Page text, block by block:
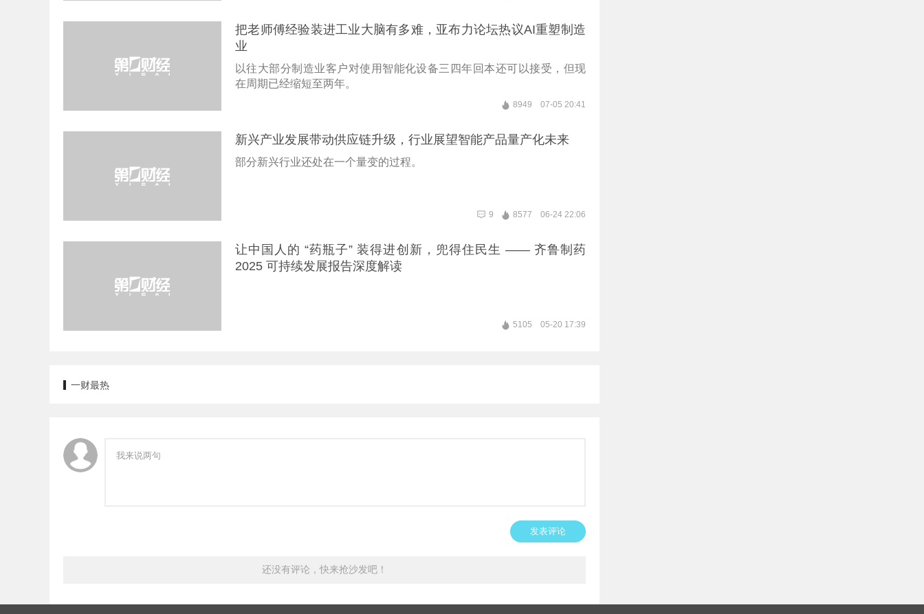
把老师傅经验装进工业大脑有多难，亚布力论坛热议AI重塑制造
业
以往大部分制造业客户对使用智能化设备三四年回本还可以接受，但现
在周期已经缩短至两年。
8949 07-05 20:41
新兴产业发展带动供应链升级，行业展望智能产品量产化未来
部分新兴行业还处在一个量变的过程。
9 8577 06-24 22:06
让中国人的 “药瓶子” 装得进创新，兜得住民生 —— 齐鲁制药
2025 可持续发展报告深度解读
5105 05-20 17:39
一财最热
发表评论
还没有评论，快来抢沙发吧！